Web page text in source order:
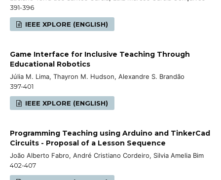
391-396
IEEE XPLORE (ENGLISH)
Game Interface for Inclusive Teaching Through
Educational Robotics
Júlia M. Lima, Thayron M. Hudson, Alexandre S. Brandão
397-401
IEEE XPLORE (ENGLISH)
Programming Teaching using Arduino and TinkerCad
Circuits - Proposal of a Lesson Sequence
João Alberto Fabro, André Cristiano Cordeiro, Silvia Amelia Bim
402-407